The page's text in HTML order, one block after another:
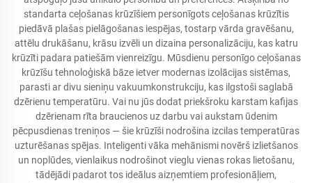
standarta ceļošanas krūzīšiem personīgots ceļošanas krūzītis
piedāvā plašas pielāgošanas iespējas, tostarp vārda gravēšanu,
attēlu drukāšanu, krāsu izvēli un dizaina personalizāciju, kas katru
krūzīti padara patiešām vienreizīgu. Mūsdienu personīgo ceļošanas
krūzīšu tehnoloģiskā bāze ietver modernas izolācijas sistēmas,
parasti ar divu sieniņu vakuumkonstrukciju, kas ilgstoši saglabā
dzērienu temperatūru. Vai nu jūs dodat priekšroku karstam kafijas
dzērienam rīta braucienos uz darbu vai aukstam ūdenim
pēcpusdienas treniņos — šie krūzīši nodrošina izcilas temperatūras
uzturēšanas spējas. Inteligenti vāka mehānismi novērš izlietšanos
un noplūdes, vienlaikus nodrošinot vieglu vienas rokas lietošanu,
tādējādi padarot tos ideālus aizņemtiem profesionāļiem,